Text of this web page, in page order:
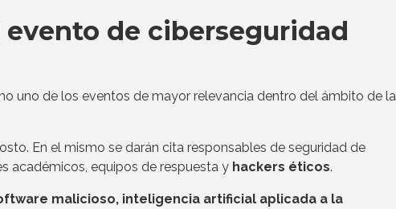
evento de ciberseguridad
uno de los eventos de mayor relevancia dentro del ámbito de la
En el mismo se darán cita responsables de seguridad de
académicos, equipos de respuesta y hackers éticos.
malicioso, inteligencia artificial aplicada a la